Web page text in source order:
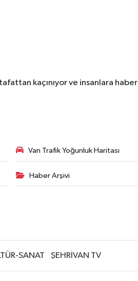
kaçınıyor ve insanlara haber
Van Trafik Yoğunluk Haritası
Haber Arşivi
SANAT ŞEHRİVAN TV